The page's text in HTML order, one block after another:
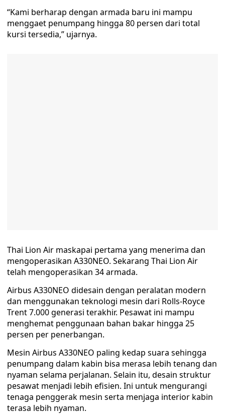
“Kami berharap dengan armada baru ini mampu
menggaet penumpang hingga 80 persen dari total
kursi tersedia,” ujarnya.
Thai Lion Air maskapai pertama yang menerima dan
mengoperasikan A330NEO. Sekarang Thai Lion Air
telah mengoperasikan 34 armada.
Airbus A330NEO didesain dengan peralatan modern
dan menggunakan teknologi mesin dari Rolls-Royce
Trent 7.000 generasi terakhir. Pesawat ini mampu
menghemat penggunaan bahan bakar hingga 25
persen per penerbangan.
Mesin Airbus A330NEO paling kedap suara sehingga
penumpang dalam kabin bisa merasa lebih tenang dan
nyaman selama perjalanan. Selain itu, desain struktur
pesawat menjadi lebih efisien. Ini untuk mengurangi
tenaga penggerak mesin serta menjaga interior kabin
terasa lebih nyaman.